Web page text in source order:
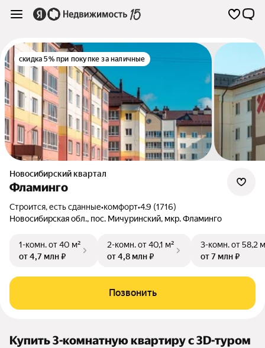
скидка 5% при покупке за наличные
Новосибирский квартал
Фламинго
Строится, есть сданные•комфорт•4.9 (1716)
Новосибирская обл., пос. Мичуринский, мкр. Фламинго
1-комн.от 40 м²
от 4,7 млн ₽
2-комн.от 40,1 м²
от 4,8 млн ₽
3-комн.от 58,2
от 7 млн ₽
Позвонить
Купить 3-комнатную квартиру c 3D-туром